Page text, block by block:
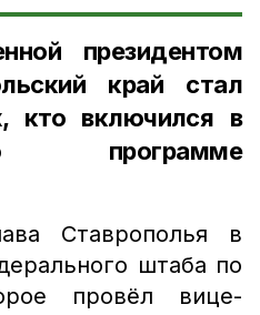
президентом
край стал
кто включился в
программе
Ставрополья в
штаба по
провёл вице-